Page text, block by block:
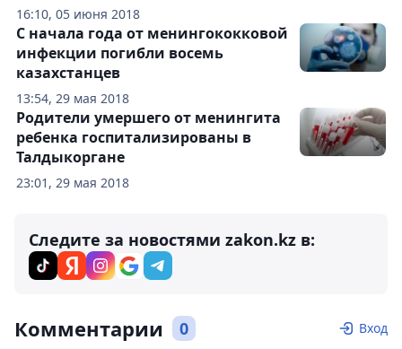
16:10, 05 июня 2018
13:54, 29 мая 2018
С начала года от менингококковой
инфекции погибли восемь
казахстанцев
23:01, 29 мая 2018
Родители умершего от менингита
ребенка госпитализированы в
Талдыкоргане
Следите за новостями zakon.kz в:
Комментарии 0 Вход